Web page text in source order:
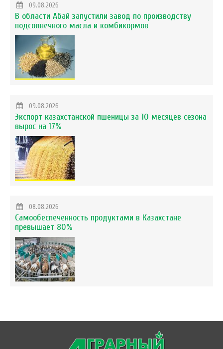
09.08.2026
В области Абай запустили завод по производству
подсолнечного масла и комбикормов
09.08.2026
Экспорт казахстанской пшеницы за 10 месяцев сезона
вырос на 17%
08.08.2026
Самообеспеченность продуктами в Казахстане
превышает 80%